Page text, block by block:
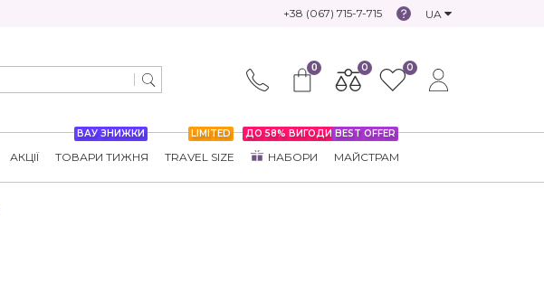
+38 (067) 715-7-715 UA
0 0 0
АКЦІЇ
ВАУ ЗНИЖКИ
ТОВАРИ ТИЖНЯ
LIMITED
TRAVEL SIZE
ДО 58% ВИГОДИ
НАБОРИ
BEST OFFER
МАЙСТРАМ